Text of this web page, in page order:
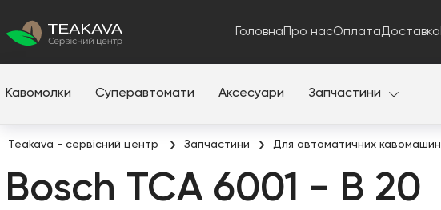
Головна Про насОплатаДоставка
Кавомолки Суперавтомати Аксесуари Запчастини
Teakava - сервісний центр Запчастини Для автоматичних кавомашин
Bosch TCA 6001 - B 20